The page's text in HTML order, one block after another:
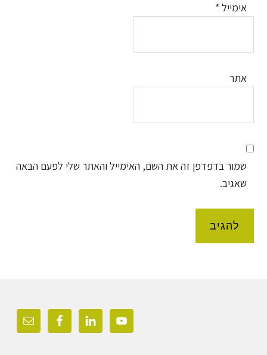
אימייל *
אתר
שמור בדפדפן זה את השם, האימייל והאתר שלי לפעם הבאה
שאגיב.